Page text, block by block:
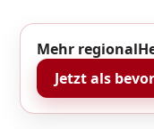
Mehr
Jetzt als